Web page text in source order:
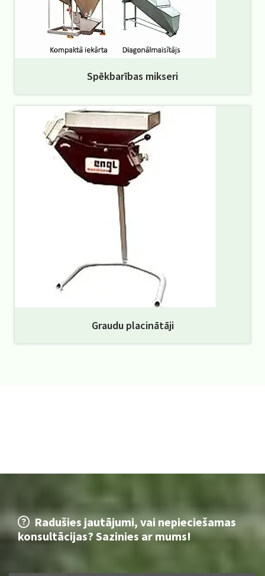
Spēkbarības mikseri
Graudu placinātāji
 Radušies jautājumi, vai nepieciešamas
konsultācijas? Sazinies ar mums!